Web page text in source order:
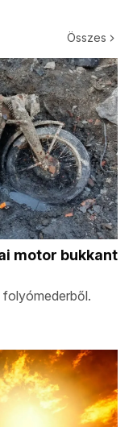
Összes
motor bukkant
folyómederből.